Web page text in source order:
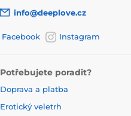
info@deeplove.cz
Facebook Instagram
Potřebujete poradit?
Doprava a platba
Erotický veletrh